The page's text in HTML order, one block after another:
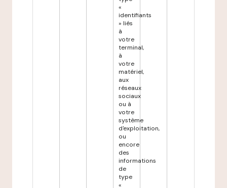
«
identifiants
» liés
à
votre
terminal,
à
votre
matériel,
aux
réseaux
sociaux
ou à
votre
système
d'exploitation,
ou
encore
des
informations
de
type
«